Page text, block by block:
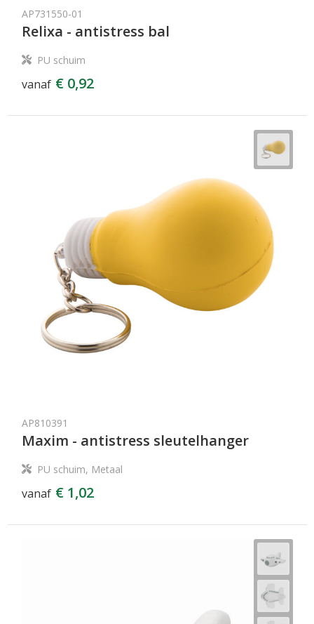
AP731550-01
Relixa - antistress bal
PU schuim
vanaf € 0,92
AP810391
Maxim - antistress sleutelhanger
PU schuim, Metaal
vanaf € 1,02